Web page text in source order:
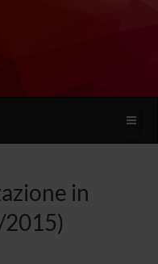
Toggle
in